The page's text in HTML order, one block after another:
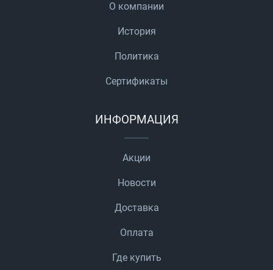
О компании
История
Политика
Сертификаты
ИНФОРМАЦИЯ
Акции
Новости
Доставка
Оплата
Где купить